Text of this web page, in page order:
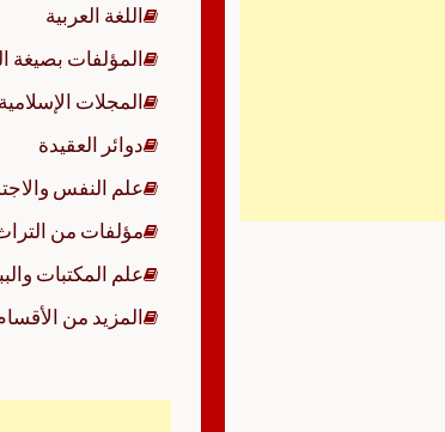
اللغة العربية
المؤلفات بصيغة
المجلات الإسلامية
دوائر العقيدة
علم النفس
مؤلفات من
علم المكتبات
المزيد من